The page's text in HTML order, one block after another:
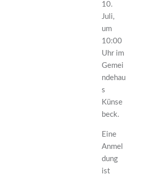
10.
Juli,
um
10:00
Uhr im
Gemei
ndehau
s
Künse
beck.
Eine
Anmel
dung
ist